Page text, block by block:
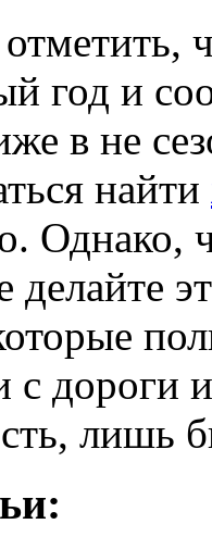
год и
в не
найти
Однако,
с дороги
лишь